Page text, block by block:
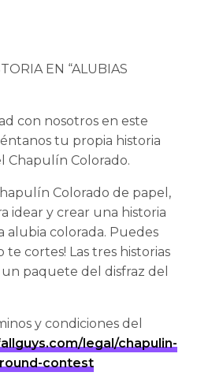
EN “ALUBIAS
con nosotros en este
tu propia historia
Chapulín Colorado.
Colorado de papel,
idear y crear una historia
alubia colorada. Puedes
te cortes! Las tres historias
paquete del disfraz del
y condiciones del
legal/chapulin-
contest